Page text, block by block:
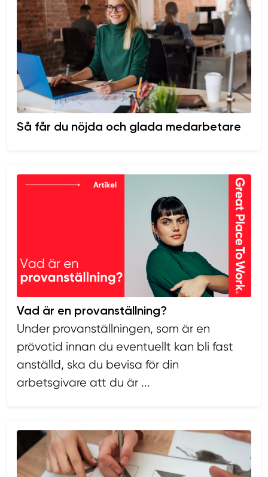
Så får du nöjda och glada medarbetare
Vad är en provanställning?
Under provanställningen, som är en
prövotid innan du eventuellt kan bli fast
anställd, ska du bevisa för din
arbetsgivare att du är ...